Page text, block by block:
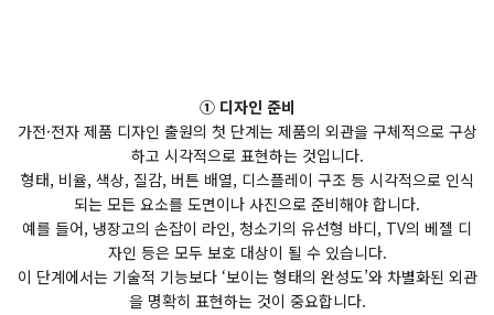
① 디자인 준비
가전·전자 제품 디자인 출원의 첫 단계는 제품의 외관을 구체적으로 구상
하고 시각적으로 표현하는 것입니다.
형태, 비율, 색상, 질감, 버튼 배열, 디스플레이 구조 등 시각적으로 인식
되는 모든 요소를 도면이나 사진으로 준비해야 합니다.
예를 들어, 냉장고의 손잡이 라인, 청소기의 유선형 바디, TV의 베젤 디
자인 등은 모두 보호 대상이 될 수 있습니다.
이 단계에서는 기술적 기능보다 ‘보이는 형태의 완성도’와 차별화된 외관
을 명확히 표현하는 것이 중요합니다.